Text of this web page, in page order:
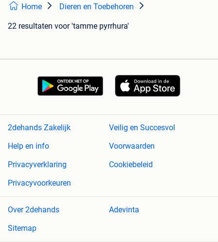
Home Dieren en Toebehoren
22 resultaten voor 'tamme pyrrhura'
2dehands Zakelijk
Veilig en Succesvol
Help en info
Voorwaarden
Privacyverklaring
Cookiebeleid
Privacyvoorkeuren
Over 2dehands
Adevinta
Sitemap